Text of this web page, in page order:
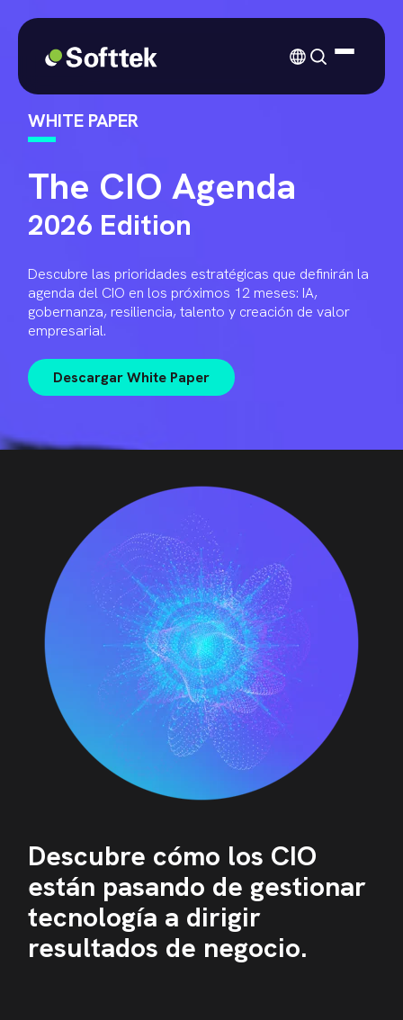
WHITE PAPER
The CIO Agenda
2026 Edition
Descubre las prioridades estratégicas que definirán la
agenda del CIO en los próximos 12 meses: IA,
gobernanza, resiliencia, talento y creación de valor
empresarial.
Descargar White Paper
Descubre cómo los CIO
están pasando de gestionar
tecnología a dirigir
resultados de negocio.